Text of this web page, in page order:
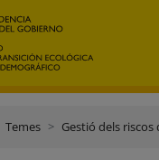
Temes Gestió dels